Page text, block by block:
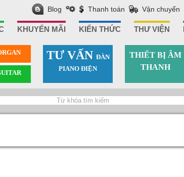
Blog Thanh toán Vận chuyển
KHUYẾN MÃI KIẾN THỨC THƯ VIỆN
TƯ VẤN ÐÀN
PIANO ÐIỆN
THIẾT BỊ ÂM
THANH